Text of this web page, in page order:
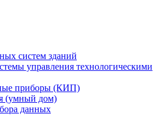
систем зданий
управления технологическими
приборы (КИП)
(умный дом)
данных